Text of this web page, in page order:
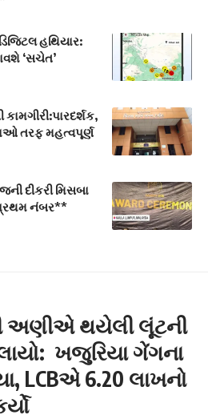
હથિયાર:
‘સચેત’
કામગીરી:પારદર્શક,
તરફ મહત્વપૂર્ણ
દીકરી મિસબા
પ્રથમ નંબર**
અણીએ થયેલી લૂંટની
ખજુરિયા ગેંગના
LCBએ 6.20 લાખનો